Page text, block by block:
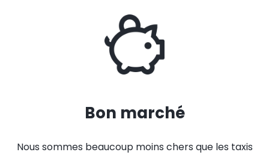
Bon marché
Nous sommes beaucoup moins chers que les taxis